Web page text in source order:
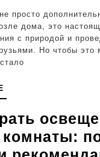
дома, это
с природой и
Но чтобы это
ЧИТАТЬ
ДАЛЕЕ
комнаты: